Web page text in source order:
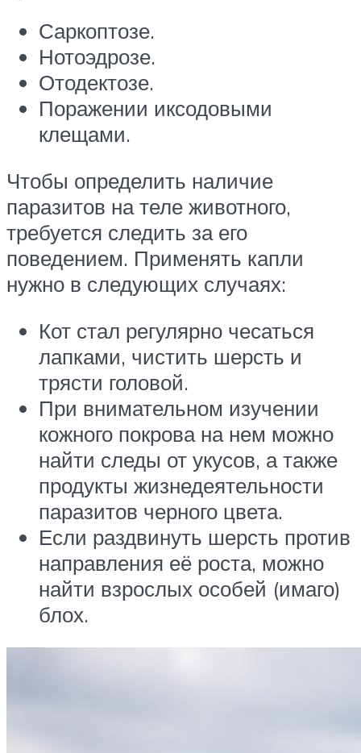
Саркоптозе.
Нотоэдрозе.
Отодектозе.
Поражении иксодовыми
клещами.
Чтобы определить наличие
паразитов на теле животного,
требуется следить за его
поведением. Применять капли
нужно в следующих случаях:
Кот стал регулярно чесаться
лапками, чистить шерсть и
трясти головой.
При внимательном изучении
кожного покрова на нем можно
найти следы от укусов, а также
продукты жизнедеятельности
паразитов черного цвета.
Если раздвинуть шерсть против
направления её роста, можно
найти взрослых особей (имаго)
блох.